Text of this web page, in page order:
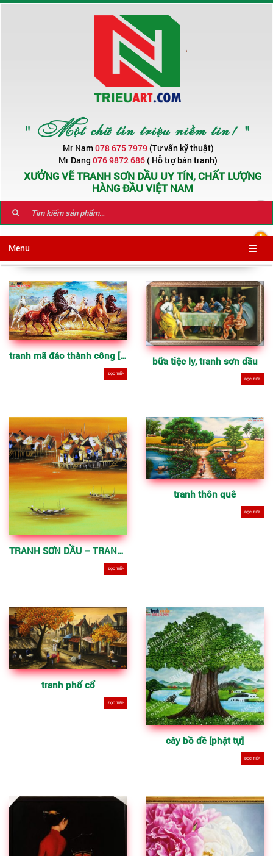
" Một chữ tín triệu niềm tin! "
Mr Nam078 675 7979(Tư vấn kỹ thuật)
Mr Dang 076 9872 686( Hỗ trợ bán tranh)
XƯỞNG VẼ TRANH SƠN DẦU UY TÍN, CHẤT LƯỢNG
HÀNG ĐẦU VIỆT NAM
Menu
tranh mã đáo thành công [bát mã]
ĐỌC TIẾP
bữa tiệc ly, tranh sơn dầu
ĐỌC TIẾP
TRANH SƠN DẦU – TRANH NGHỆ THUẬT HIỆN ĐẠI-NT-D
ĐỌC TIẾP
tranh thôn quê
ĐỌC TIẾP
tranh phố cổ
ĐỌC TIẾP
cây bồ đề [phật tự]
ĐỌC TIẾP